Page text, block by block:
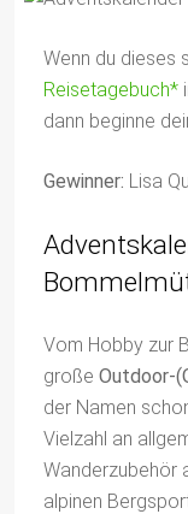
Wenn du dieses
Reisetagebuch*
dann beginne
Gewinner: Lisa
Vom Hobby zur
große Outdoor-
der Namen
Vielzahl an
Wanderzubehör
alpinen